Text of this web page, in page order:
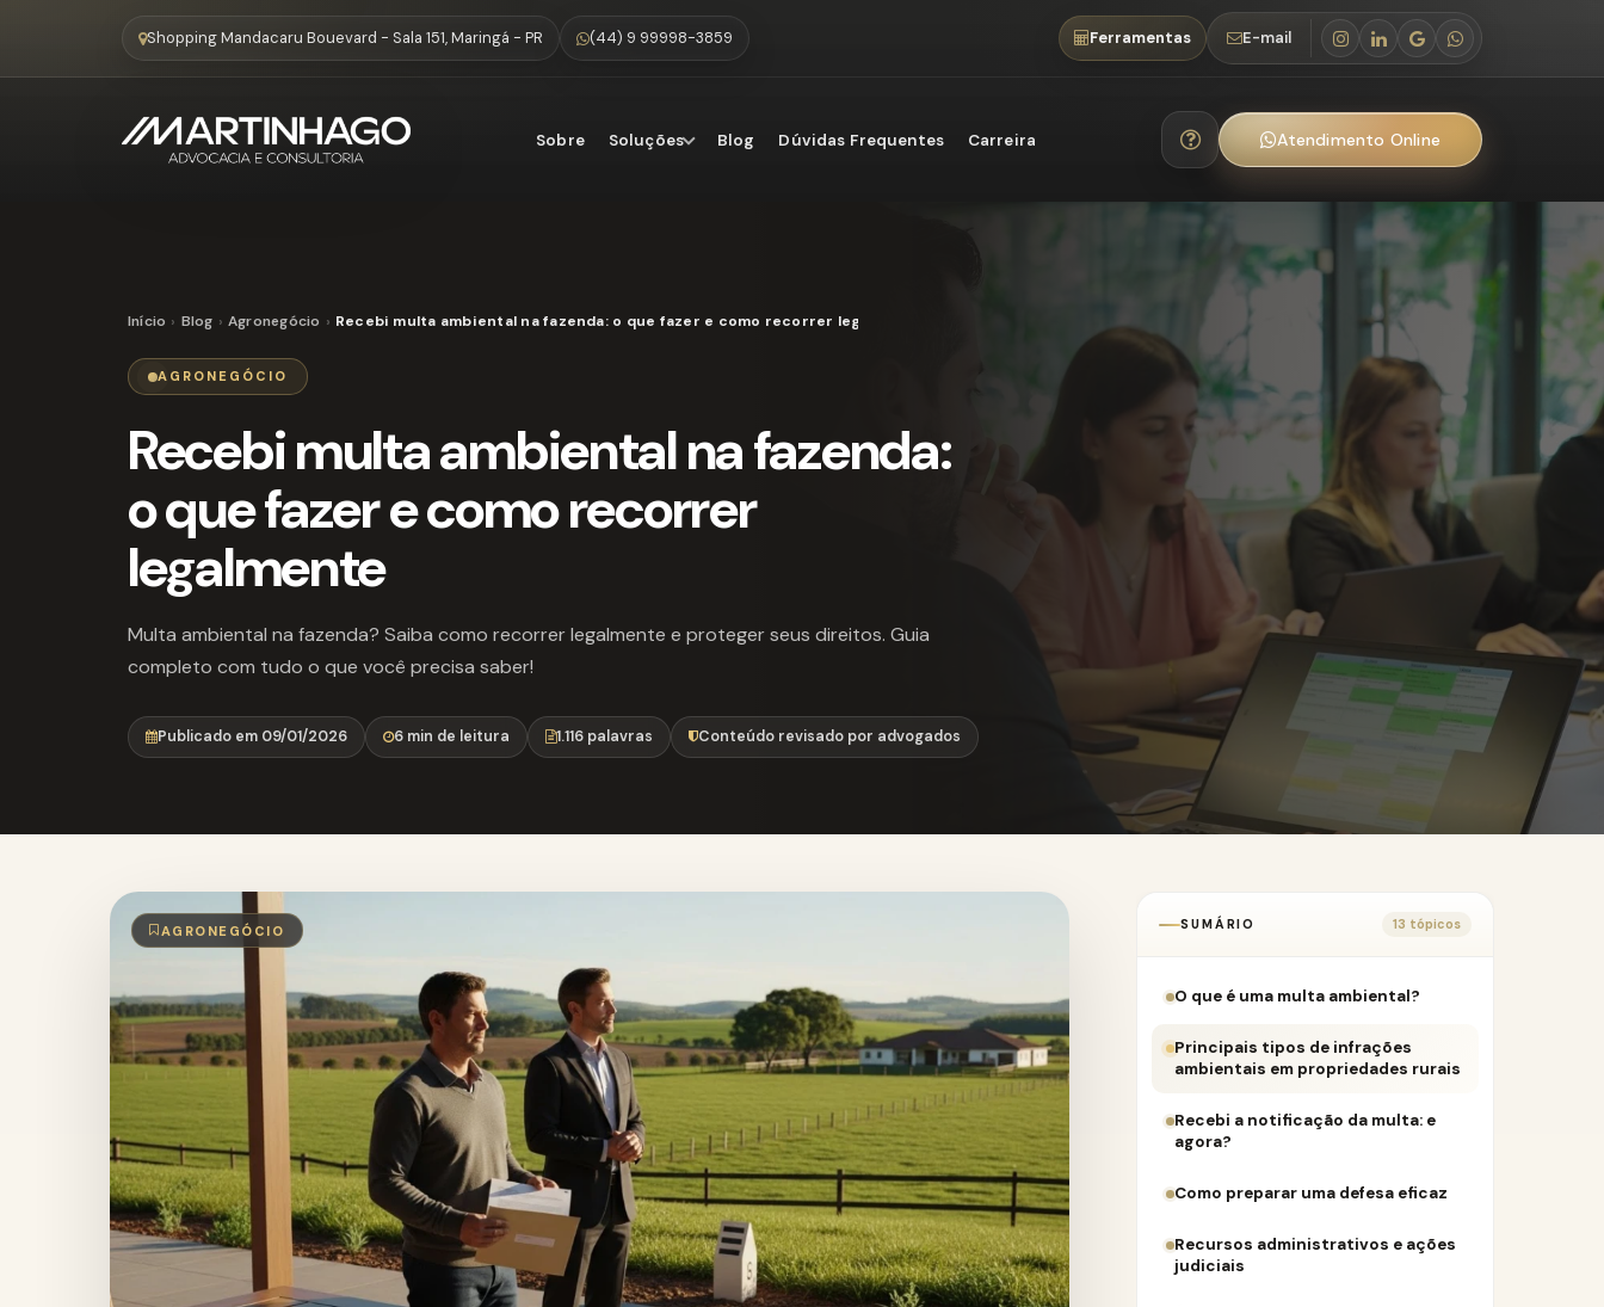
Shopping Mandacaru Bouevard - Sala 151, Maringá - PR (44) 9 99998-3859 Ferramentas E-mail
Sobre Soluções Blog Dúvidas Frequentes Carreira Atendimento Online
Início Blog Agronegócio Recebi multa ambiental na fazenda: o que fazer e como recorrer legalmente
AGRONEGÓCIO
Recebi multa ambiental na fazenda:
o que fazer e como recorrer
legalmente
Multa ambiental na fazenda? Saiba como recorrer legalmente e proteger seus direitos. Guia
completo com tudo o que você precisa saber!
Publicado em 09/01/2026 6 min de leitura 1.116 palavras Conteúdo revisado por advogados
AGRONEGÓCIO SUMÁRIO 13 tópicos
O que é uma multa ambiental?
Principais tipos de infrações
ambientais em propriedades rurais
Recebi a notificação da multa: e
agora?
Como preparar uma defesa eficaz
Recursos administrativos e ações
judiciais